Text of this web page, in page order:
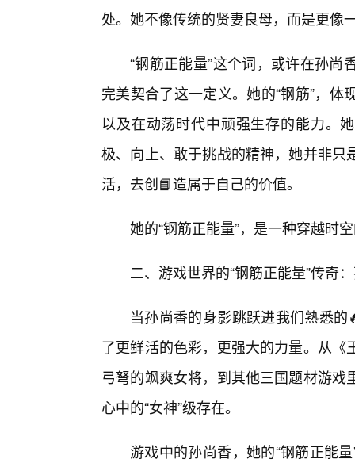
处。她不像传统的贤妻良母，而是更像
“钢筋正能量”这个词，或许在孙
完美契合了这一定义。她的“钢筋”，
以及在动荡时代中顽强生存的能力。
极、向上、敢于挑战的精神，她并非
活，去创📘造属于自己的价值。
她的“钢筋正能量”，是一种穿越时
二、游戏世界的“钢筋正能量”传奇
当孙尚香的身影跳跃进我们熟悉
了更鲜活的色彩，更强大的力量。从
弓弩的飒爽女将，到其他三国题材游
心中的“女神”级存在。
游戏中的孙尚香，她的“钢筋正能